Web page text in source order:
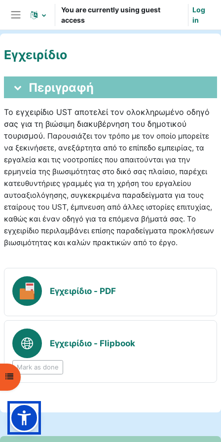
Skip to main content
You are currently using guest
access
Log
in
Open course index
Εγχειρίδιο
Topic outline
Περιγραφή
Το εγχειρίδιο UST αποτελεί τον ολοκληρωμένο οδηγό
σας για τη βιώσιμη διακυβέρνηση του δημοτικού
τουρισμού. Παρουσιάζει τον τρόπο με τον οποίο μπορείτε
να ξεκινήσετε, ανεξάρτητα από το επίπεδο εμπειρίας, τα
εργαλεία και τις νοοτροπίες που απαιτούνται για την
ερμηνεία της βιωσιμότητας στο δικό σας πλαίσιο, παρέχει
κατευθυντήριες γραμμές για τη χρήση του εργαλείου
αυτοαξιολόγησης, συγκεκριμένα παραδείγματα για τους
εταίρους του UST, έμπνευση από άλλες ιστορίες επιτυχίας,
καθώς και έναν οδηγό για τα επόμενα βήματά σας. Το
εγχειρίδιο περιλαμβάνει επίσης παραδείγματα προκλήσεων
βιωσιμότητας και καλών πρακτικών από το έργο.
Εγχειρίδιο - PDFFile
Εγχειρίδιο - FlipbookURL
Mark as done